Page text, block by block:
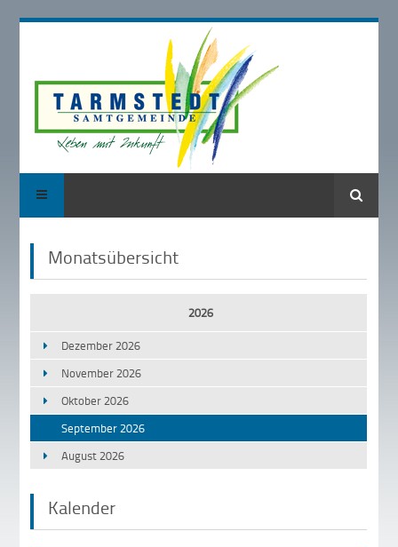
Suche
Monatsübersicht
2026
Dezember 2026
November 2026
Oktober 2026
September 2026
August 2026
Kalender